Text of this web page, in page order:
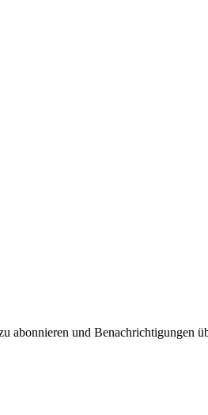
abonnieren und Benachrichtigungen